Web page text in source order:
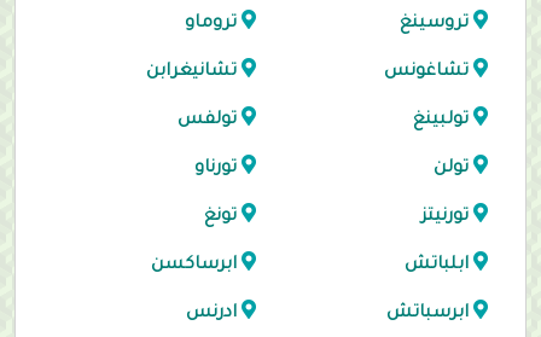
تروسينغ تروماو
تشاغونس تشانيغرابن
تولبينغ تولفس
تولن تورناو
تورنيتز تونغ
ابلباتش ابرساكسن
ابرسباتش ادرنس